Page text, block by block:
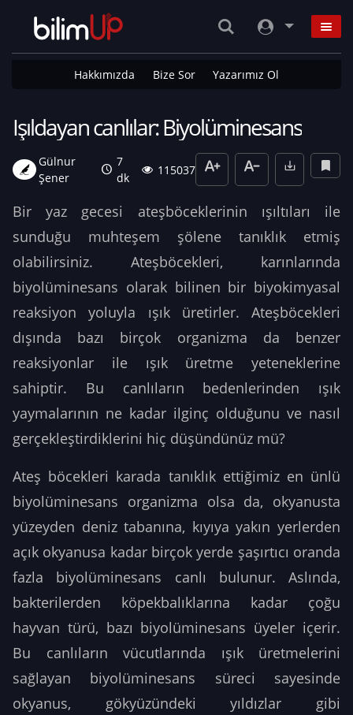
Hakkımızda Bize Sor Yazarımız Ol
Işıldayan canlılar: Biyolüminesans
Gülnur
Şener
7
dk
115037
Bir yaz gecesi ateşböceklerinin ışıltıları ile
sunduğu muhteşem şölene tanıklık etmiş
olabilirsiniz. Ateşböcekleri, karınlarında
biyolüminesans olarak bilinen bir biyokimyasal
reaksiyon yoluyla ışık üretirler. Ateşböcekleri
dışında bazı birçok organizma da benzer
reaksiyonlar ile ışık üretme yeteneklerine
sahiptir. Bu canlıların bedenlerinden ışık
yaymalarının ne kadar ilginç olduğunu ve nasıl
gerçekleştirdiklerini hiç düşündünüz mü?
Ateş böcekleri karada tanıklık ettiğimiz en ünlü
biyolüminesans organizma olsa da, okyanusta
yüzeyden deniz tabanına, kıyıya yakın yerlerden
açık okyanusa kadar birçok yerde şaşırtıcı oranda
fazla biyolüminesans canlı bulunur. Aslında,
bakterilerden köpekbalıklarına kadar çoğu
hayvan türü, bazı biyolüminesans üyeler içerir.
Bu canlıların vücutlarında ışık üretmelerini
sağlayan biyolüminesans süreci sayesinde
okyanus, gökyüzündeki yıldızlar gibi